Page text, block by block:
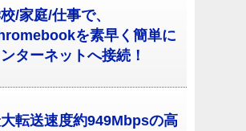
/家庭/仕事で、
を素早く簡単に
ターネットへ接続！
転送速度約949Mbpsの高